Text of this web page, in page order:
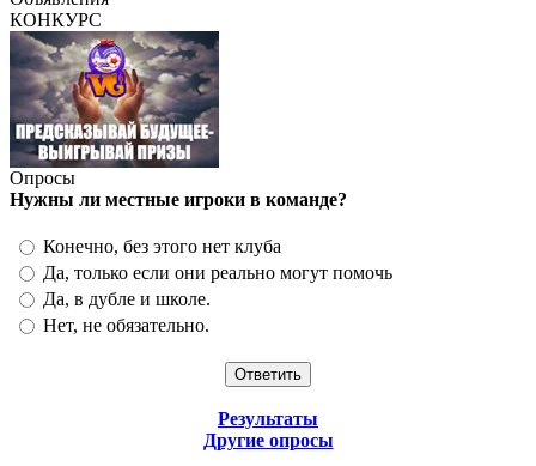
КОНКУРС
Опросы
Нужны ли местные игроки в команде?
Конечно, без этого нет клуба
Да, только если они реально могут помочь
Да, в дубле и школе.
Нет, не обязательно.
Результаты
Другие опросы